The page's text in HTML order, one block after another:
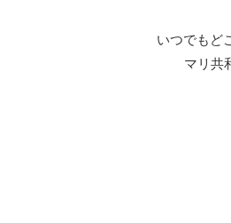
いつでもど
マリ共